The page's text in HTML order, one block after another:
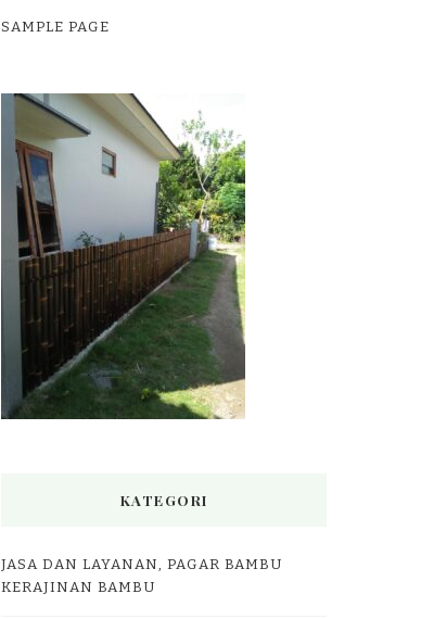
SAMPLE PAGE
KATEGORI
JASA DAN LAYANAN, PAGAR BAMBU
KERAJINAN BAMBU